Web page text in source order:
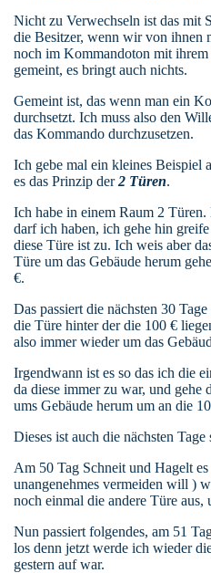
Nicht zu Verwechseln ist das mit
die Besitzer, wenn wir von ihnen
noch im Kommandoton mit
gemeint, es bringt auch nichts.
Gemeint ist, das wenn man ein
durchsetzt. Ich muss also den
das Kommando durchzusetzen.
Ich gebe mal ein kleines Beispiel
es das Prinzip der2 Türen.
Ich habe in einem Raum 2
darf ich haben, ich gehe hin
diese Türe ist zu. Ich weis aber
Türe um das Gebäude herum
€.
Das passiert die nächsten 30
die Türe hinter der die 100 €
also immer wieder um das
Irgendwann ist es so das ich die
da diese immer zu war, und gehe
ums Gebäude herum um an die
Dieses ist auch die nächsten Tage
Am 50 Tag Schneit und Hagelt
unangenehmes vermeiden will )
noch einmal die andere Türe aus,
Nun passiert folgendes, am 51
los denn jetzt werde ich wieder
gestern auf war.